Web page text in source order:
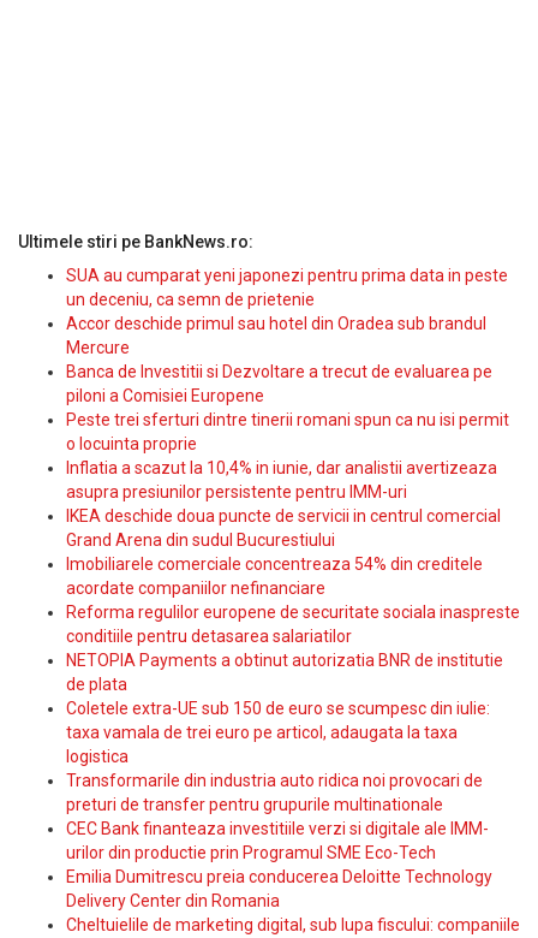
Ultimele stiri pe BankNews.ro:
SUA au cumparat yeni japonezi pentru prima data in peste
un deceniu, ca semn de prietenie
Accor deschide primul sau hotel din Oradea sub brandul
Mercure
Banca de Investitii si Dezvoltare a trecut de evaluarea pe
piloni a Comisiei Europene
Peste trei sferturi dintre tinerii romani spun ca nu isi permit
o locuinta proprie
Inflatia a scazut la 10,4% in iunie, dar analistii avertizeaza
asupra presiunilor persistente pentru IMM-uri
IKEA deschide doua puncte de servicii in centrul comercial
Grand Arena din sudul Bucurestiului
Imobiliarele comerciale concentreaza 54% din creditele
acordate companiilor nefinanciare
Reforma regulilor europene de securitate sociala inaspreste
conditiile pentru detasarea salariatilor
NETOPIA Payments a obtinut autorizatia BNR de institutie
de plata
Coletele extra-UE sub 150 de euro se scumpesc din iulie:
taxa vamala de trei euro pe articol, adaugata la taxa
logistica
Transformarile din industria auto ridica noi provocari de
preturi de transfer pentru grupurile multinationale
CEC Bank finanteaza investitiile verzi si digitale ale IMM-
urilor din productie prin Programul SME Eco-Tech
Emilia Dumitrescu preia conducerea Deloitte Technology
Delivery Center din Romania
Cheltuielile de marketing digital, sub lupa fiscului: companiile